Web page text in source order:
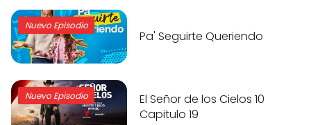
Nuevo Episodio
Pa' Seguirte Queriendo
Nuevo Episodio
El Señor de los Cielos 10
Capitulo 19